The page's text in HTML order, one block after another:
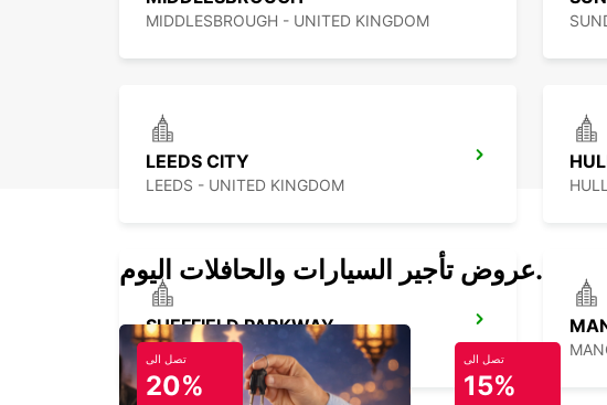
MIDDLESBROUGH - UNITED KINGDOM
LEEDS CITY
LEEDS - UNITED KINGDOM
SHEFFIELD PARKWAY
SHEFFIELD - UNITED KINGDOM
عروض تأجير السيارات والحافلات اليوم.
تصل الى
20%
تصل الى
15%